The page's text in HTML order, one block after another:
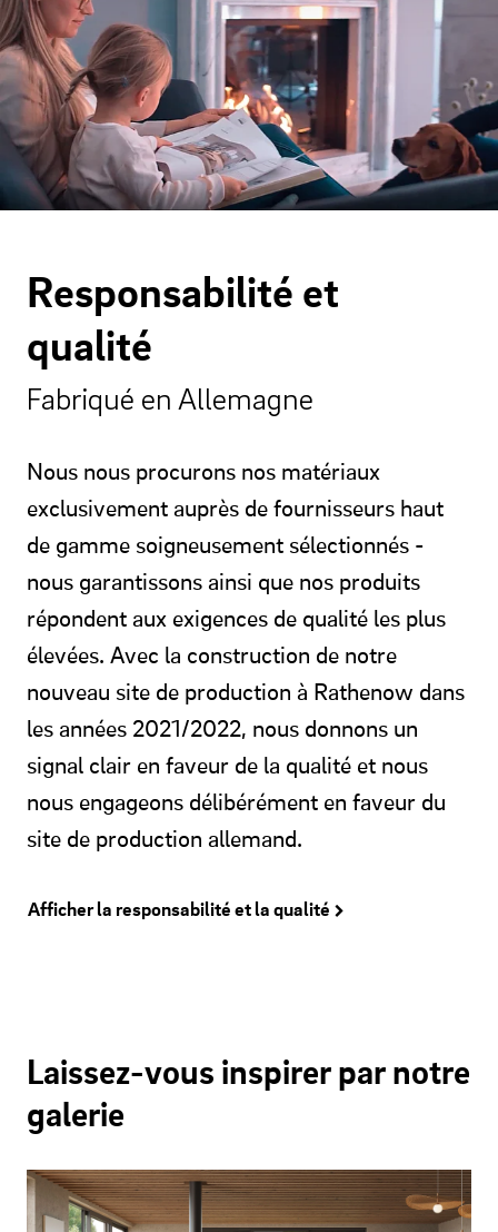
Responsabilité et
qualité
Fabriqué en Allemagne
Nous nous procurons nos matériaux
exclusivement auprès de fournisseurs haut
de gamme soigneusement sélectionnés -
nous garantissons ainsi que nos produits
répondent aux exigences de qualité les plus
élevées. Avec la construction de notre
nouveau site de production à Rathenow dans
les années 2021/2022, nous donnons un
signal clair en faveur de la qualité et nous
nous engageons délibérément en faveur du
site de production allemand.
Afficher la responsabilité et la qualité
Laissez-vous inspirer par notre
galerie